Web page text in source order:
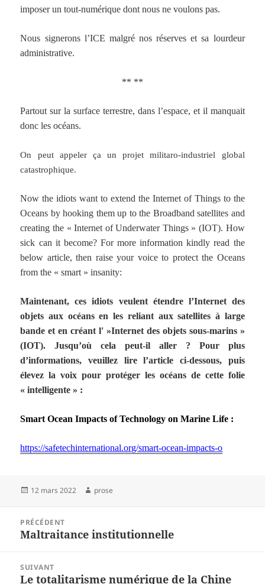
imposer un tout-numérique dont nous ne voulons pas.
Nous signerons l’ICE malgré nos réserves et sa lourdeur
administrative.
** **
Partout sur la surface terrestre, dans l’espace, et il manquait
donc les océans.
On peut appeler ça un projet militaro-industriel global
catastrophique.
Now the idiots want to extend the Internet of Things to the
Oceans by hooking them up to the Broadband satellites and
creating the « Internet of Underwater Things » (IOT). How
sick can it become? For more information kindly read the
below article, then raise your voice to protect the Oceans
from the « smart » insanity:
Maintenant, ces idiots veulent étendre l’Internet des
objets aux océans en les reliant aux satellites à large
bande et en créant l' »Internet des objets sous-marins »
(IOT). Jusqu’où cela peut-il aller ? Pour plus
d’informations, veuillez lire l’article ci-dessous, puis
élevez la voix pour protéger les océans de cette folie
« intelligente » :
Smart Ocean Impacts of Technology on Marine Life :
https://safetechinternational.org/smart-ocean-impacts-o
Publié
12 mars 2022 Auteur
prose
l’article
PRÉCÉDENT
Article
Maltraitance institutionnelle
SUIVANT
Article
Le totalitarisme numérique de la Chine